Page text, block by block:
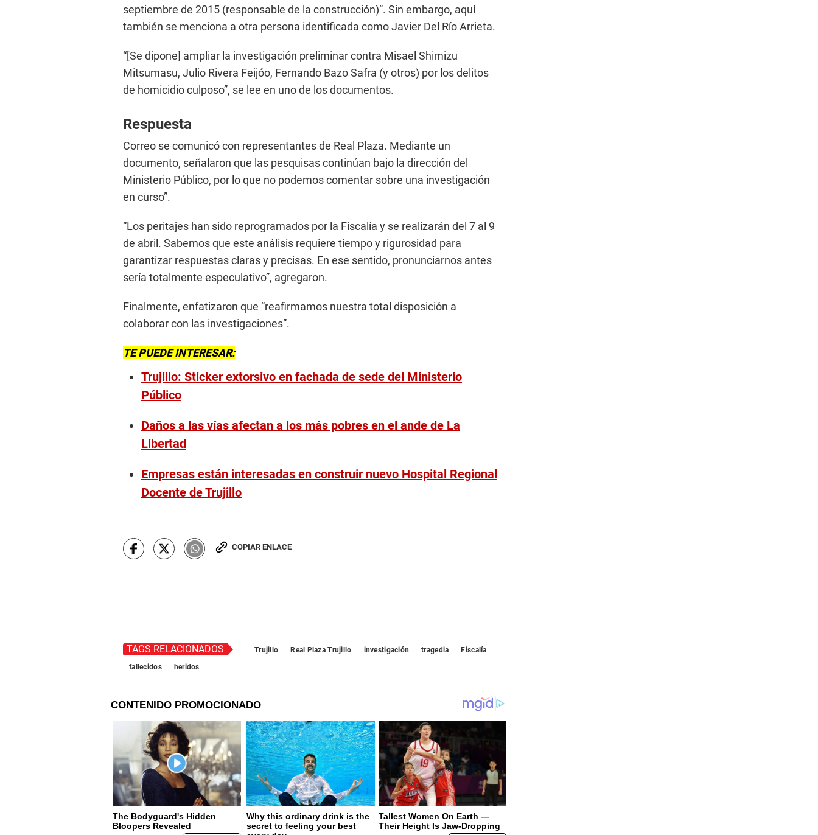
septiembre de 2015 (responsable de la construcción)”. Sin embargo, aquí
también se menciona a otra persona identificada como Javier Del Río Arrieta.
“[Se dipone] ampliar la investigación preliminar contra Misael Shimizu
Mitsumasu, Julio Rivera Feijóo, Fernando Bazo Safra (y otros) por los delitos
de homicidio culposo”, se lee en uno de los documentos.
Respuesta
Correo se comunicó con representantes de Real Plaza. Mediante un
documento, señalaron que las pesquisas continúan bajo la dirección del
Ministerio Público, por lo que no podemos comentar sobre una investigación
en curso”.
“Los peritajes han sido reprogramados por la Fiscalía y se realizarán del 7 al 9
de abril. Sabemos que este análisis requiere tiempo y rigurosidad para
garantizar respuestas claras y precisas. En ese sentido, pronunciarnos antes
sería totalmente especulativo”, agregaron.
Finalmente, enfatizaron que “reafirmamos nuestra total disposición a
colaborar con las investigaciones”.
TE PUEDE INTERESAR:
Trujillo: Sticker extorsivo en fachada de sede del Ministerio
Público
Daños a las vías afectan a los más pobres en el ande de La
Libertad
Empresas están interesadas en construir nuevo Hospital Regional
Docente de Trujillo
COPIAR ENLACE
TAGS RELACIONADOS Trujillo Real Plaza Trujillo investigación tragedia
Fiscalía
fallecidos
heridos